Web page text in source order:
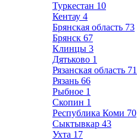
Туркестан 10
Кентау 4
Брянская область 73
Брянск 67
Клинцы 3
Дятьково 1
Рязанская область 71
Рязань 66
Рыбное 1
Скопин 1
Республика Коми 70
Сыктывкар 43
Ухта 17